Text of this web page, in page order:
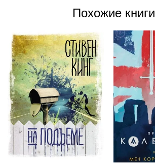
Похожие книги